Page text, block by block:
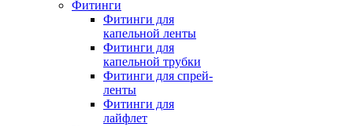
Фитинги
Фитинги для
капельной ленты
Фитинги для
капельной трубки
Фитинги для спрей-
ленты
Фитинги для
лайфлет